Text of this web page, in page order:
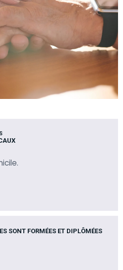
SONT FORMÉES ET DIPLÔMÉES